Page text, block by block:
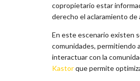
copropietario estar
derecho el aclaramiento
En este escenario existen
comunidades, permitiendo
interactuar con la
Kastorque permite